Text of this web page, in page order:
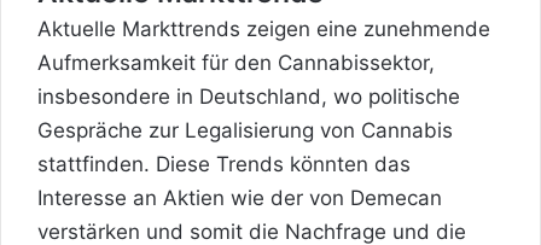
Aktuelle Markttrends zeigen eine zunehmende
Aufmerksamkeit für den Cannabissektor,
insbesondere in Deutschland, wo politische
Gespräche zur Legalisierung von Cannabis
stattfinden. Diese Trends könnten das
Interesse an Aktien wie der von Demecan
verstärken und somit die Nachfrage und die